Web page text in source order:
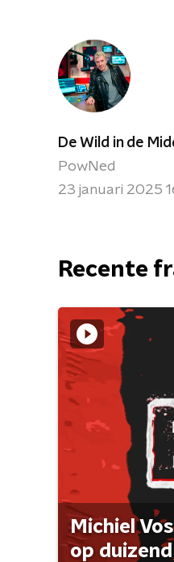
De Wild in de
PowNed
23 januari 2025
Recente
Michiel
op